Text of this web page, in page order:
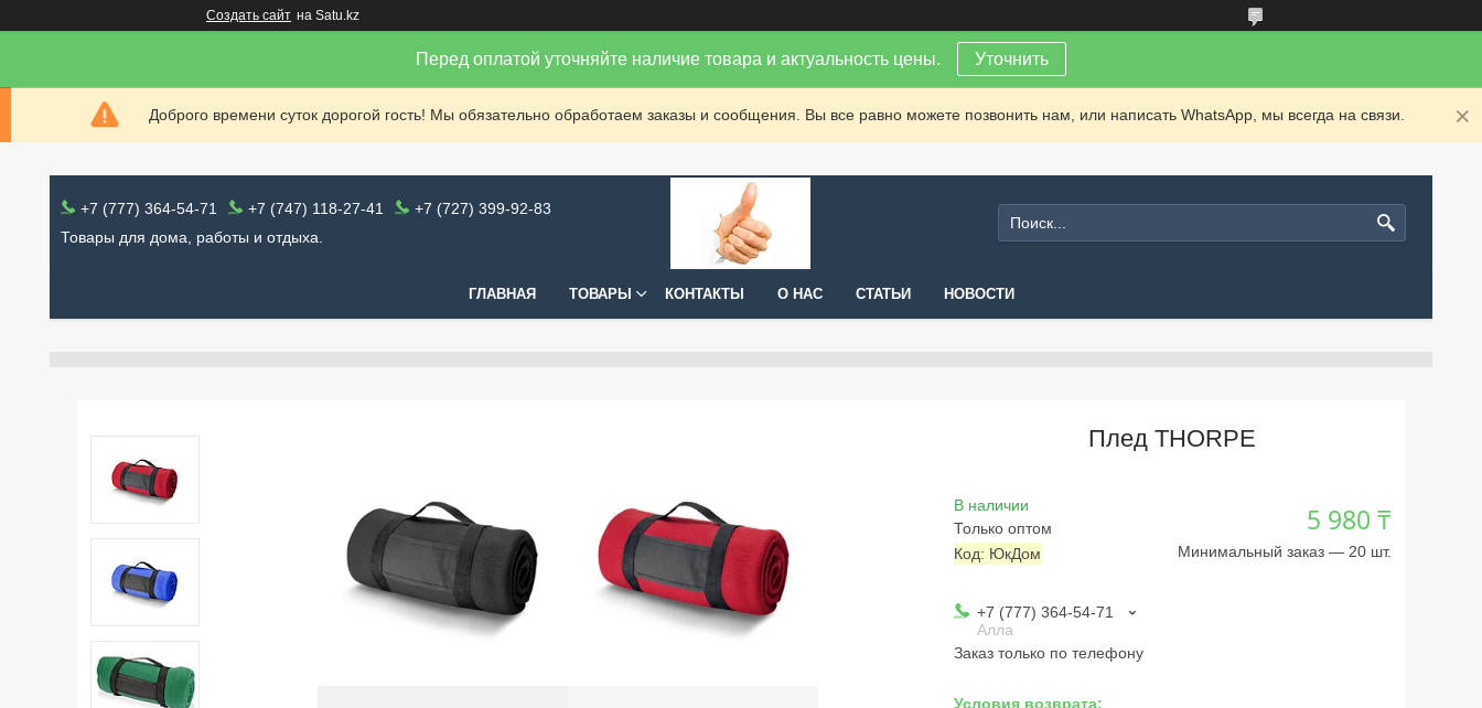
Создать сайт на Satu.kz
Перед оплатой уточняйте наличие товара и актуальность цены. Уточнить
Доброго времени суток дорогой гость! Мы обязательно обработаем заказы и сообщения. Вы все равно можете позвонить нам, или написать WhatsApp, мы всегда на связи.
+7 (777) 364-54-71 +7 (747) 118-27-41
+7 (727) 399-92-83
Товары для дома, работы и отдыха.
ГЛАВНАЯ ТОВАРЫ КОНТАКТЫ О НАС СТАТЬИ НОВОСТИ
Плед THORPE
В наличии
Только оптом
Код: ЮкДом
5 980 ₸
Минимальный заказ — 20 шт.
+7 (777) 364-54-71
Алла
Заказ только по телефону